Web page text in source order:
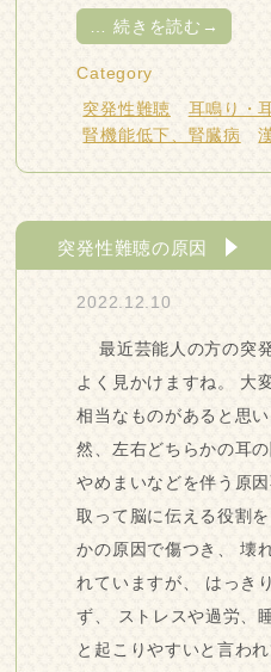
… 続きを読む→
Category
突発性難聴
耳鳴り・
腎機能低下、腎臓病
突発性難聴の原因
2022.12.10
最近芸能人の方の突
よく見かけますね。 大
相当なものがあると思
然、左右どちらかの耳
やめまいなどを伴う原
取って脳に伝える役割
かの原因で傷つき、 壊
れていますが、 はっき
ず、 ストレスや過労、
と起こりやすいと言わ